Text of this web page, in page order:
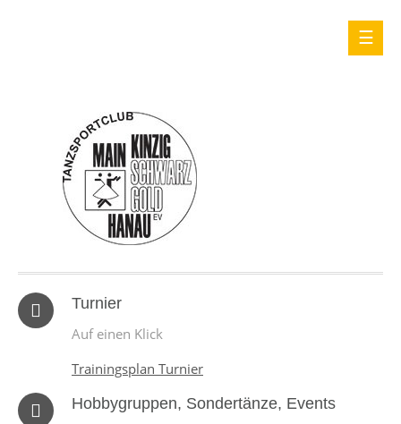
Turnier
Auf einen Klick
Trainingsplan Turnier
Hobbygruppen, Sondertänze, Events